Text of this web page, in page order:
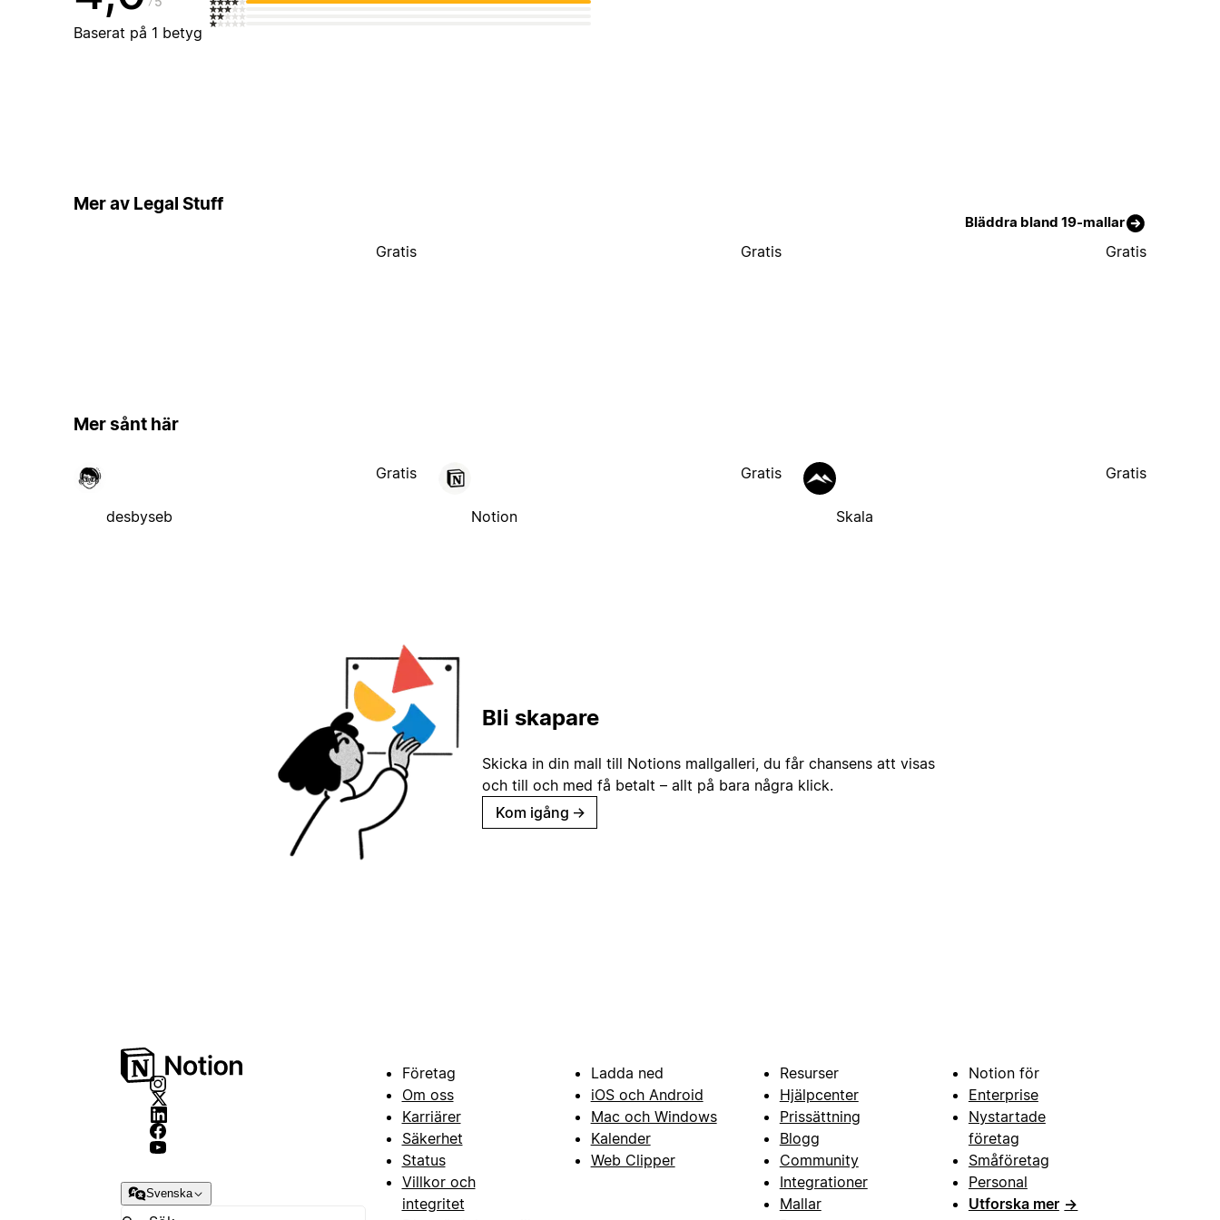
Baserat på 1 betyg
Mer av Legal Stuff
Bläddra bland 19-mallar
Gratis Gratis Gratis
Mer sånt här
desbyseb
Gratis
Notion
Gratis
Skala
Gratis
Bli skapare
Skicka in din mall till Notions mallgalleri, du får chansens att visas
och till och med få betalt – allt på bara några klick.
Kom igång →
Svenska
Företag
Om oss
Karriärer
Säkerhet
Status
Villkor och
integritet
Ladda ned
iOS och Android
Mac och Windows
Kalender
Web Clipper
Resurser
Hjälpcenter
Prissättning
Blogg
Community
Integrationer
Mallar
Notion för
Enterprise
Nystartade
företag
Småföretag
Personal
Utforska mer →